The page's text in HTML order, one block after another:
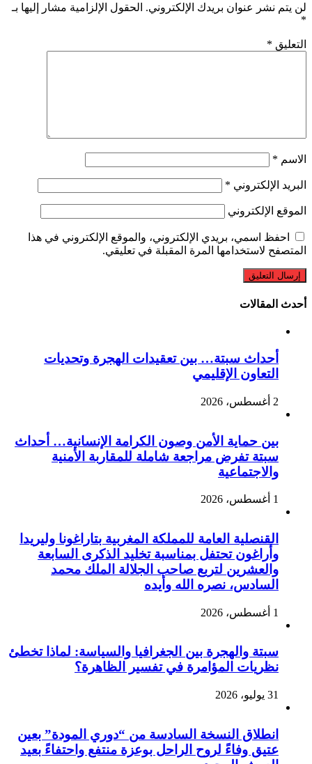
لن يتم نشر عنوان بريدك الإلكتروني. الحقول الإلزامية مشار إليها بـ
*
التعليق *
الاسم *
البريد الإلكتروني *
الموقع الإلكتروني
احفظ اسمي، بريدي الإلكتروني، والموقع الإلكتروني في هذا
المتصفح لاستخدامها المرة المقبلة في تعليقي.
أحدث المقالات
أحداث سبتة… بين تعقيدات الهجرة وتحديات
التعاون الإقليمي
2 أغسطس، 2026
بين حماية الأمن وصون الكرامة الإنسانية… أحداث
سبتة تفرض مراجعة شاملة للمقاربة الأمنية
والاجتماعية
1 أغسطس، 2026
القنصلية العامة للمملكة المغربية بتاراغونا وليريدا
وأراغون تحتفل بمناسبة تخليد الذكرى السابعة
والعشرين لتربع صاحب الجلالة الملك محمد
السادس، نصره الله وأيده
1 أغسطس، 2026
سبتة والهجرة بين الجغرافيا والسياسة: لماذا تخطئ
نظريات المؤامرة في تفسير الظاهرة؟
31 يوليو، 2026
انطلاق النسخة السادسة من “دوري المودة” بعين
عتيق وفاءً لروح الراحل بوعزة منتفع واحتفاءً بعيد